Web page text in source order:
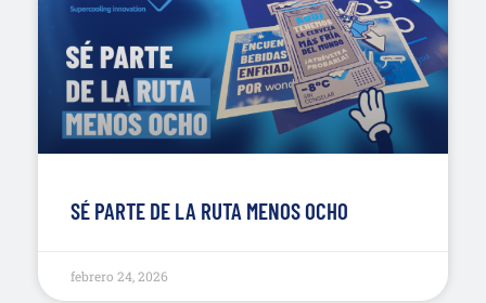
SÉ PARTE DE LA RUTA MENOS OCHO
febrero 24, 2026